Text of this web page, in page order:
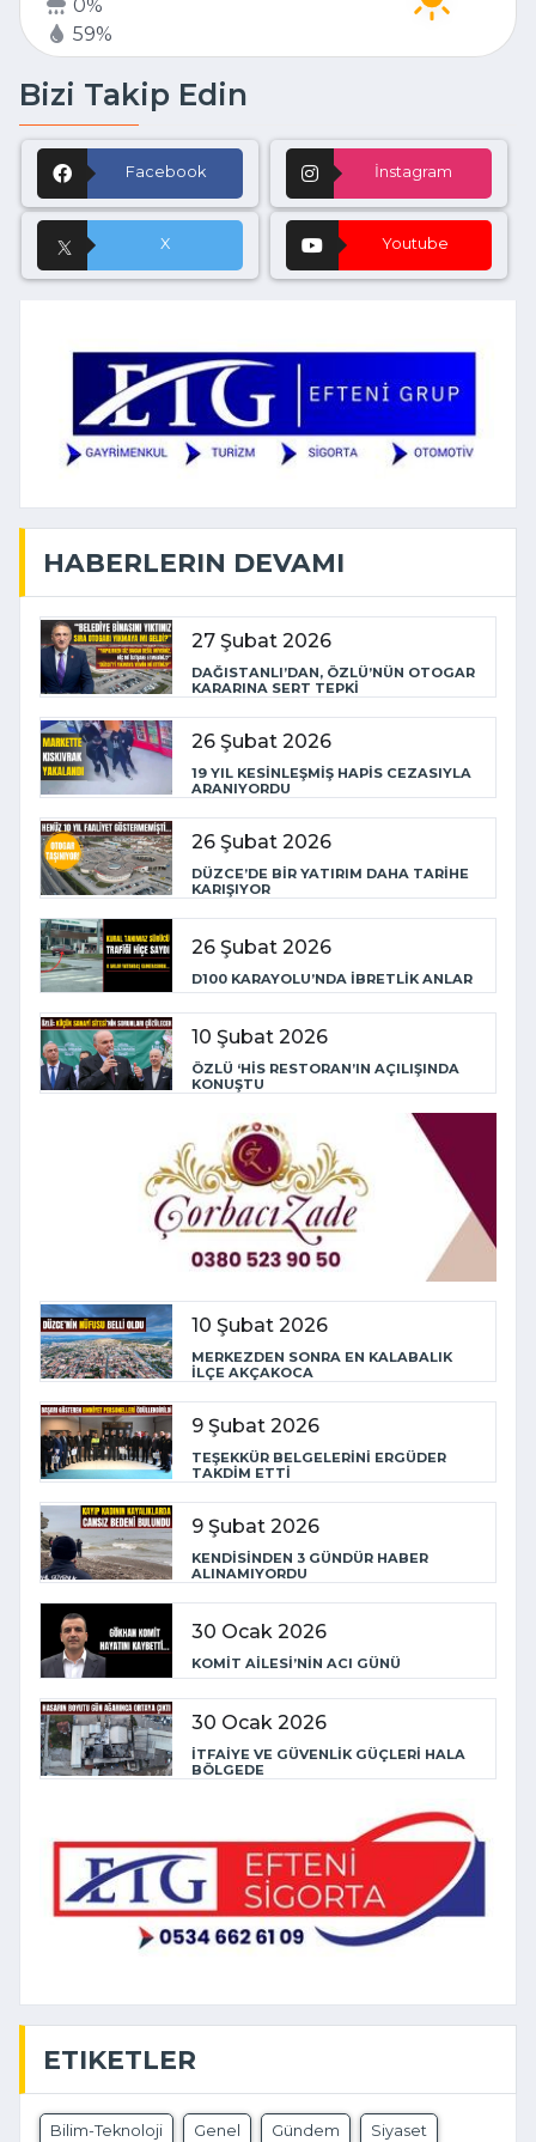
0%
59%
Bizi Takip Edin
Facebook İnstagram
X Youtube
HABERLERIN DEVAMI
27 Şubat 2026
DAĞISTANLI’DAN, ÖZLÜ’NÜN OTOGAR
KARARINA SERT TEPKİ
26 Şubat 2026
19 YIL KESİNLEŞMİŞ HAPİS CEZASIYLA
ARANIYORDU
26 Şubat 2026
DÜZCE’DE BİR YATIRIM DAHA TARİHE
KARIŞIYOR
26 Şubat 2026
D100 KARAYOLU’NDA İBRETLİK ANLAR
10 Şubat 2026
ÖZLÜ ‘HİS RESTORAN’IN AÇILIŞINDA
KONUŞTU
10 Şubat 2026
MERKEZDEN SONRA EN KALABALIK
İLÇE AKÇAKOCA
9 Şubat 2026
TEŞEKKÜR BELGELERİNİ ERGÜDER
TAKDİM ETTİ
9 Şubat 2026
KENDİSİNDEN 3 GÜNDÜR HABER
ALINAMIYORDU
30 Ocak 2026
KOMİT AİLESİ’NİN ACI GÜNÜ
30 Ocak 2026
İTFAİYE VE GÜVENLİK GÜÇLERİ HALA
BÖLGEDE
ETIKETLER
Bilim-Teknoloji Genel Gündem Siyaset